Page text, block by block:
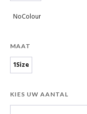
NoColour
MAAT
1Size
KIES UW AANTAL